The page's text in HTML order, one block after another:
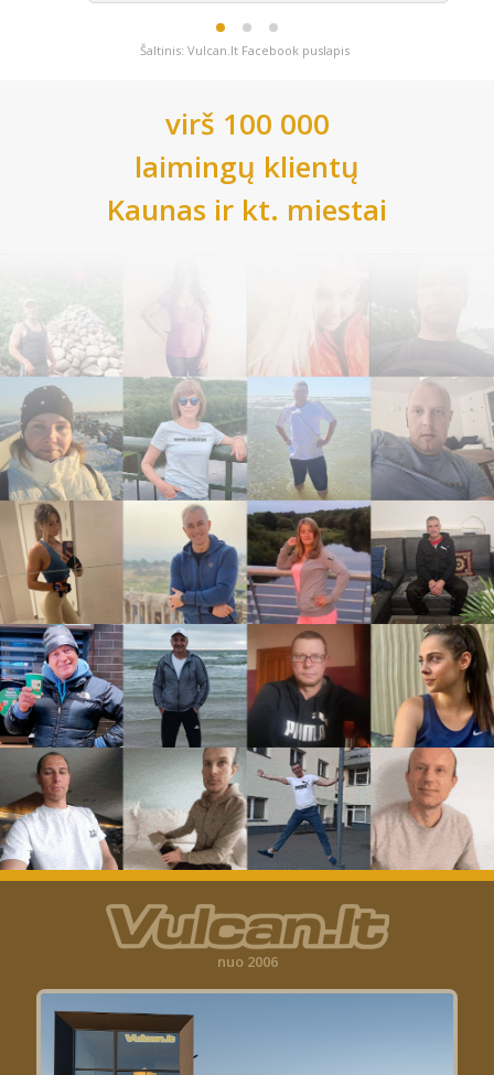
Šaltinis: Vulcan.lt Facebook puslapis
virš 100 000
laimingų klientų
Kaunas ir kt. miestai
nuo 2006